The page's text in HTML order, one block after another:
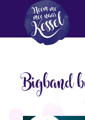
Bigband